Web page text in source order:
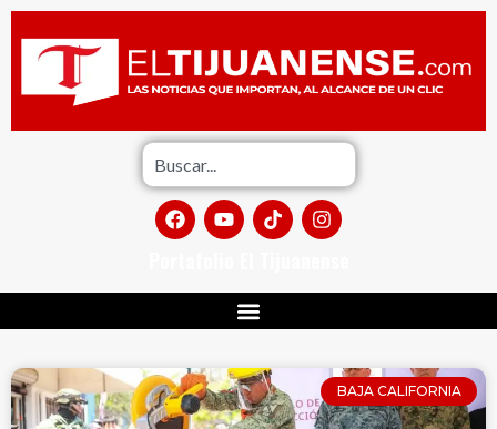
BAJA CALIFORNIA